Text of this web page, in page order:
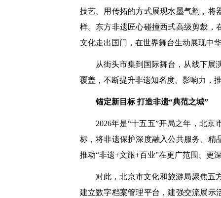
技艺。用传拓的方式展现水墨气韵，将
样。东方非遗匠心碰撞西式高级剪裁，
文化走出国门，在世界舞台生动展现中
从街头市集到国际舞台，从线下展
覆盖，不断提升非遗知名度、影响力，
锚定新目标 打造非遗“典范之城”
2026年是“十五五”开局之年，北
标，将非遗保护深度融入公共服务、精
推动“非遗+文旅+百业”在更广范围、更
对此，北京市文化和旅游局聚焦五
建立数字档案管理平台，建强交流展示